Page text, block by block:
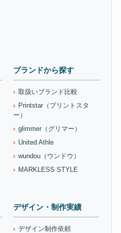
ブランドから探す
取扱いブランド比較
Printstar（プリントスタ
ー）
glimmer（グリマー）
United Athle
wundou（ウンドウ）
MARKLESS STYLE
デザイン・制作実績
デザイン制作依頼